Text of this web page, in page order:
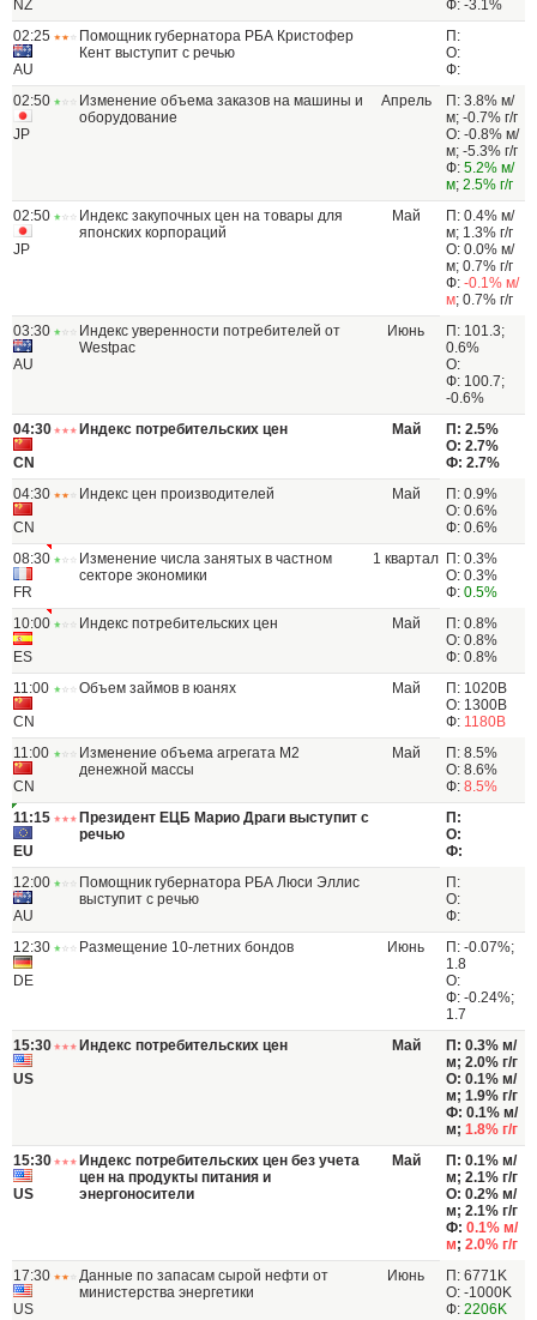
NZ
Ф: -3.1%
02:25
AU
Помощник губернатора РБА Кристофер
Кент выступит с речью
П:
О:
Ф:
02:50
JP
Изменение объема заказов на машины и
оборудование
Апрель
П: 3.8% м/
м; -0.7% г/г
О: -0.8% м/
м; -5.3% г/г
Ф: 5.2% м/
м; 2.5% г/г
02:50
JP
Индекс закупочных цен на товары для
японских корпораций
Май
П: 0.4% м/
м; 1.3% г/г
О: 0.0% м/
м; 0.7% г/г
Ф: -0.1% м/
м; 0.7% г/г
03:30
AU
Индекс уверенности потребителей от
Westpac
Июнь
П: 101.3;
0.6%
О:
Ф: 100.7;
-0.6%
04:30
CN
Индекс потребительских цен Май
П: 2.5%
О: 2.7%
Ф: 2.7%
04:30
CN
Индекс цен производителей Май
П: 0.9%
О: 0.6%
Ф: 0.6%
08:30
FR
Изменение числа занятых в частном
секторе экономики
1 квартал П: 0.3%
О: 0.3%
Ф: 0.5%
10:00
ES
Индекс потребительских цен Май
П: 0.8%
О: 0.8%
Ф: 0.8%
11:00
CN
Объем займов в юанях Май
П: 1020B
О: 1300B
Ф: 1180B
11:00
CN
Изменение объема агрегата М2
денежной массы
Май
П: 8.5%
О: 8.6%
Ф: 8.5%
11:15
EU
Президент ЕЦБ Марио Драги выступит с
речью
П:
О:
Ф:
12:00
AU
Помощник губернатора РБА Люси Эллис
выступит с речью
П:
О:
Ф:
12:30
DE
Размещение 10-летних бондов Июнь
П: -0.07%;
1.8
О:
Ф: -0.24%;
1.7
15:30
US
Индекс потребительских цен Май
П: 0.3% м/
м; 2.0% г/г
О: 0.1% м/
м; 1.9% г/г
Ф: 0.1% м/
м; 1.8% г/г
15:30
US
Индекс потребительских цен без учета
цен на продукты питания и
энергоносители
Май
П: 0.1% м/
м; 2.1% г/г
О: 0.2% м/
м; 2.1% г/г
Ф: 0.1% м/
м; 2.0% г/г
17:30
US
Данные по запасам сырой нефти от
министерства энергетики
Июнь
П: 6771K
О: -1000K
Ф: 2206K